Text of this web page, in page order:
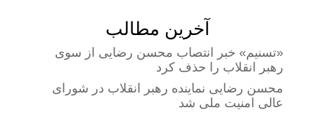
آخرین مطالب
«تسنیم» خبر انتصاب محسن رضایی از سوی
رهبر انقلاب را حذف کرد
محسن رضایی نماینده رهبر انقلاب در شورای
عالی امنیت ملی شد